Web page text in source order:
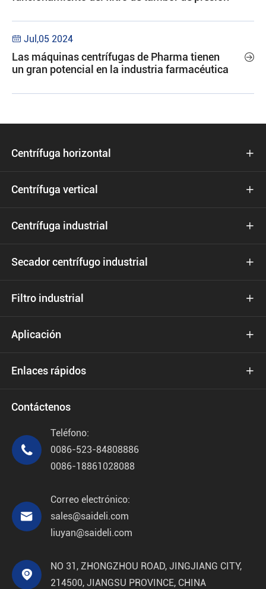
 Jul,05 2024
Las máquinas centrífugas de Pharma tienen
un gran potencial en la industria farmacéutica

Centrífuga horizontal 
Centrífuga vertical 
Centrífuga industrial 
Secador centrífugo industrial 
Filtro industrial 
Aplicación 
Enlaces rápidos 
Contáctenos

Teléfono:
0086-523-84808886
0086-18861028088

Correo electrónico:
sales@saideli.com
liuyan@saideli.com

NO 31, ZHONGZHOU ROAD, JINGJIANG CITY,
214500, JIANGSU PROVINCE, CHINA